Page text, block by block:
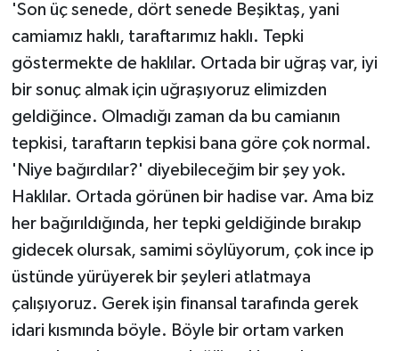
'Son üç senede, dört senede Beşiktaş, yani
camiamız haklı, taraftarımız haklı. Tepki
göstermekte de haklılar. Ortada bir uğraş var, iyi
bir sonuç almak için uğraşıyoruz elimizden
geldiğince. Olmadığı zaman da bu camianın
tepkisi, taraftarın tepkisi bana göre çok normal.
'Niye bağırdılar?' diyebileceğim bir şey yok.
Haklılar. Ortada görünen bir hadise var. Ama biz
her bağırıldığında, her tepki geldiğinde bırakıp
gidecek olursak, samimi söylüyorum, çok ince ip
üstünde yürüyerek bir şeyleri atlatmaya
çalışıyoruz. Gerek işin finansal tarafında gerek
idari kısmında böyle. Böyle bir ortam varken